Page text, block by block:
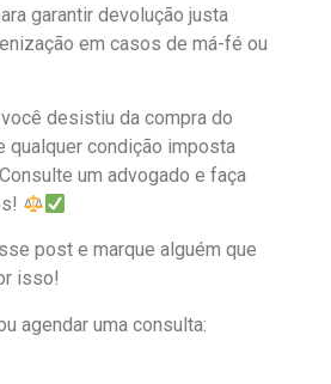
garantir devolução justa
em casos de má-fé ou
desistiu da compra do
qualquer condição imposta
um advogado e faça
post e marque alguém que
isso!
agendar uma consulta: